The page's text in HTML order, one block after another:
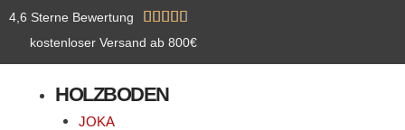
Zum
Inhalt
springen
4,6 Sterne Bewertung 
mit
4.8
kostenloser Versand ab 800€
HOLZBODEN
JOKA